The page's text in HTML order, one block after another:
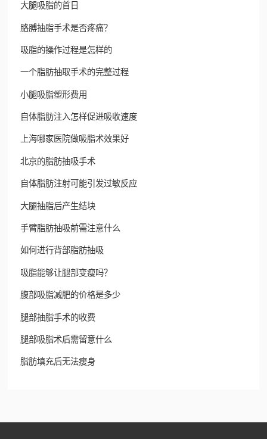
大腿吸脂的首日
胳膊抽脂手术是否疼痛？
吸脂的操作过程是怎样的
一个脂肪抽取手术的完整过程
小腿吸脂塑形费用
自体脂肪注入怎样促进吸收速度
上海哪家医院做吸脂术效果好
北京的脂肪抽吸手术
自体脂肪注射可能引发过敏反应
大腿抽脂后产生结块
手臂脂肪抽吸前需注意什么
如何进行背部脂肪抽吸
吸脂能够让腿部变瘦吗？
腹部吸脂减肥的价格是多少
腿部抽脂手术的收费
腿部吸脂术后需留意什么
脂肪填充后无法瘦身